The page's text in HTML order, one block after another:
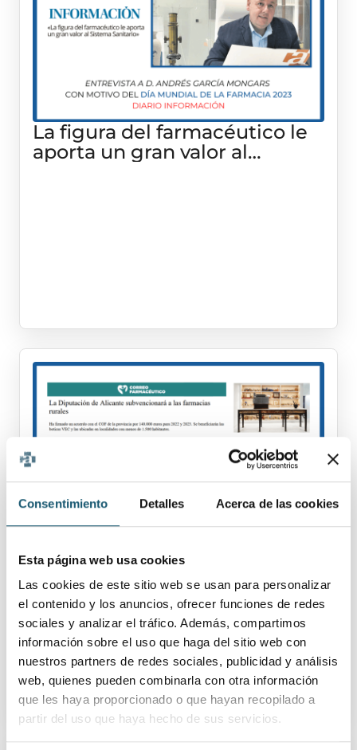
Consentimiento Detalles Acerca de las cookies
Esta página web usa cookies
Las cookies de este sitio web se usan para personalizar
el contenido y los anuncios, ofrecer funciones de redes
sociales y analizar el tráfico. Además, compartimos
información sobre el uso que haga del sitio web con
nuestros partners de redes sociales, publicidad y análisis
web, quienes pueden combinarla con otra información
que les haya proporcionado o que hayan recopilado a
partir del uso que haya hecho de sus servicios.
La figura del farmacéutico le
aporta un gran valor al
subvencionará a las farmacias
rurales